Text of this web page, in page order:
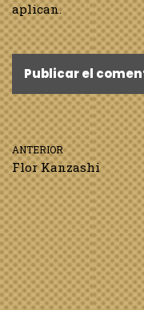
aplican.
ANTERIOR
Flor Kanzashi